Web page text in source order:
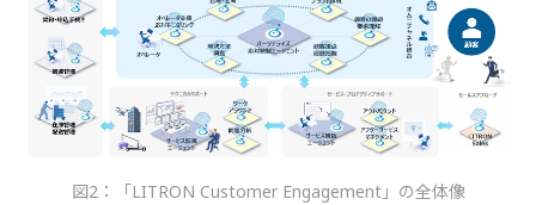
図2：「LITRON Customer Engagement」の全体像